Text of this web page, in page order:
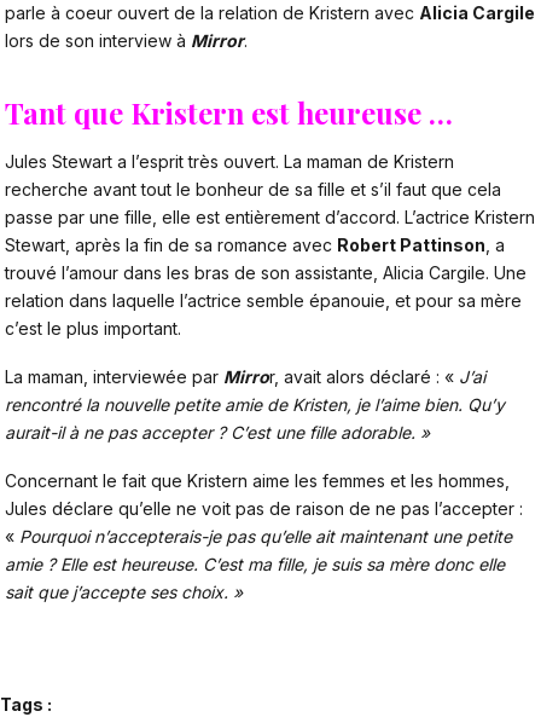
parle à coeur ouvert de la relation de Kristern avec Alicia Cargile
lors de son interview à Mirror.
Tant que Kristern est heureuse …
Jules Stewart a l’esprit très ouvert. La maman de Kristern
recherche avant tout le bonheur de sa fille et s’il faut que cela
passe par une fille, elle est entièrement d’accord. L’actrice Kristern
Stewart, après la fin de sa romance avec Robert Pattinson, a
trouvé l’amour dans les bras de son assistante, Alicia Cargile. Une
relation dans laquelle l’actrice semble épanouie, et pour sa mère
c’est le plus important.
La maman, interviewée par Mirror, avait alors déclaré : « J’ai
rencontré la nouvelle petite amie de Kristen, je l’aime bien. Qu’y
aurait-il à ne pas accepter ? C’est une fille adorable. »
Concernant le fait que Kristern aime les femmes et les hommes,
Jules déclare qu’elle ne voit pas de raison de ne pas l’accepter :
« Pourquoi n’accepterais-je pas qu’elle ait maintenant une petite
amie ? Elle est heureuse. C’est ma fille, je suis sa mère donc elle
sait que j’accepte ses choix. »
Tags :